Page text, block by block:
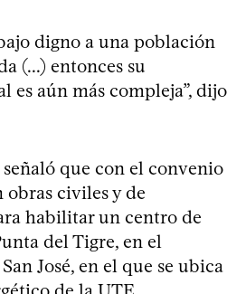
digno a una población
(...) entonces su
es aún más compleja”, dijo
que con el convenio
obras civiles y de
habilitar un centro de
del Tigre, en el
José, en el que se ubica